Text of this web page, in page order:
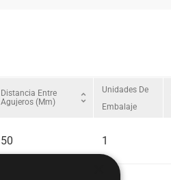
Distancia Entre
Agujeros (mm)
unfold_more
Unidades De
Embalaje
50 1